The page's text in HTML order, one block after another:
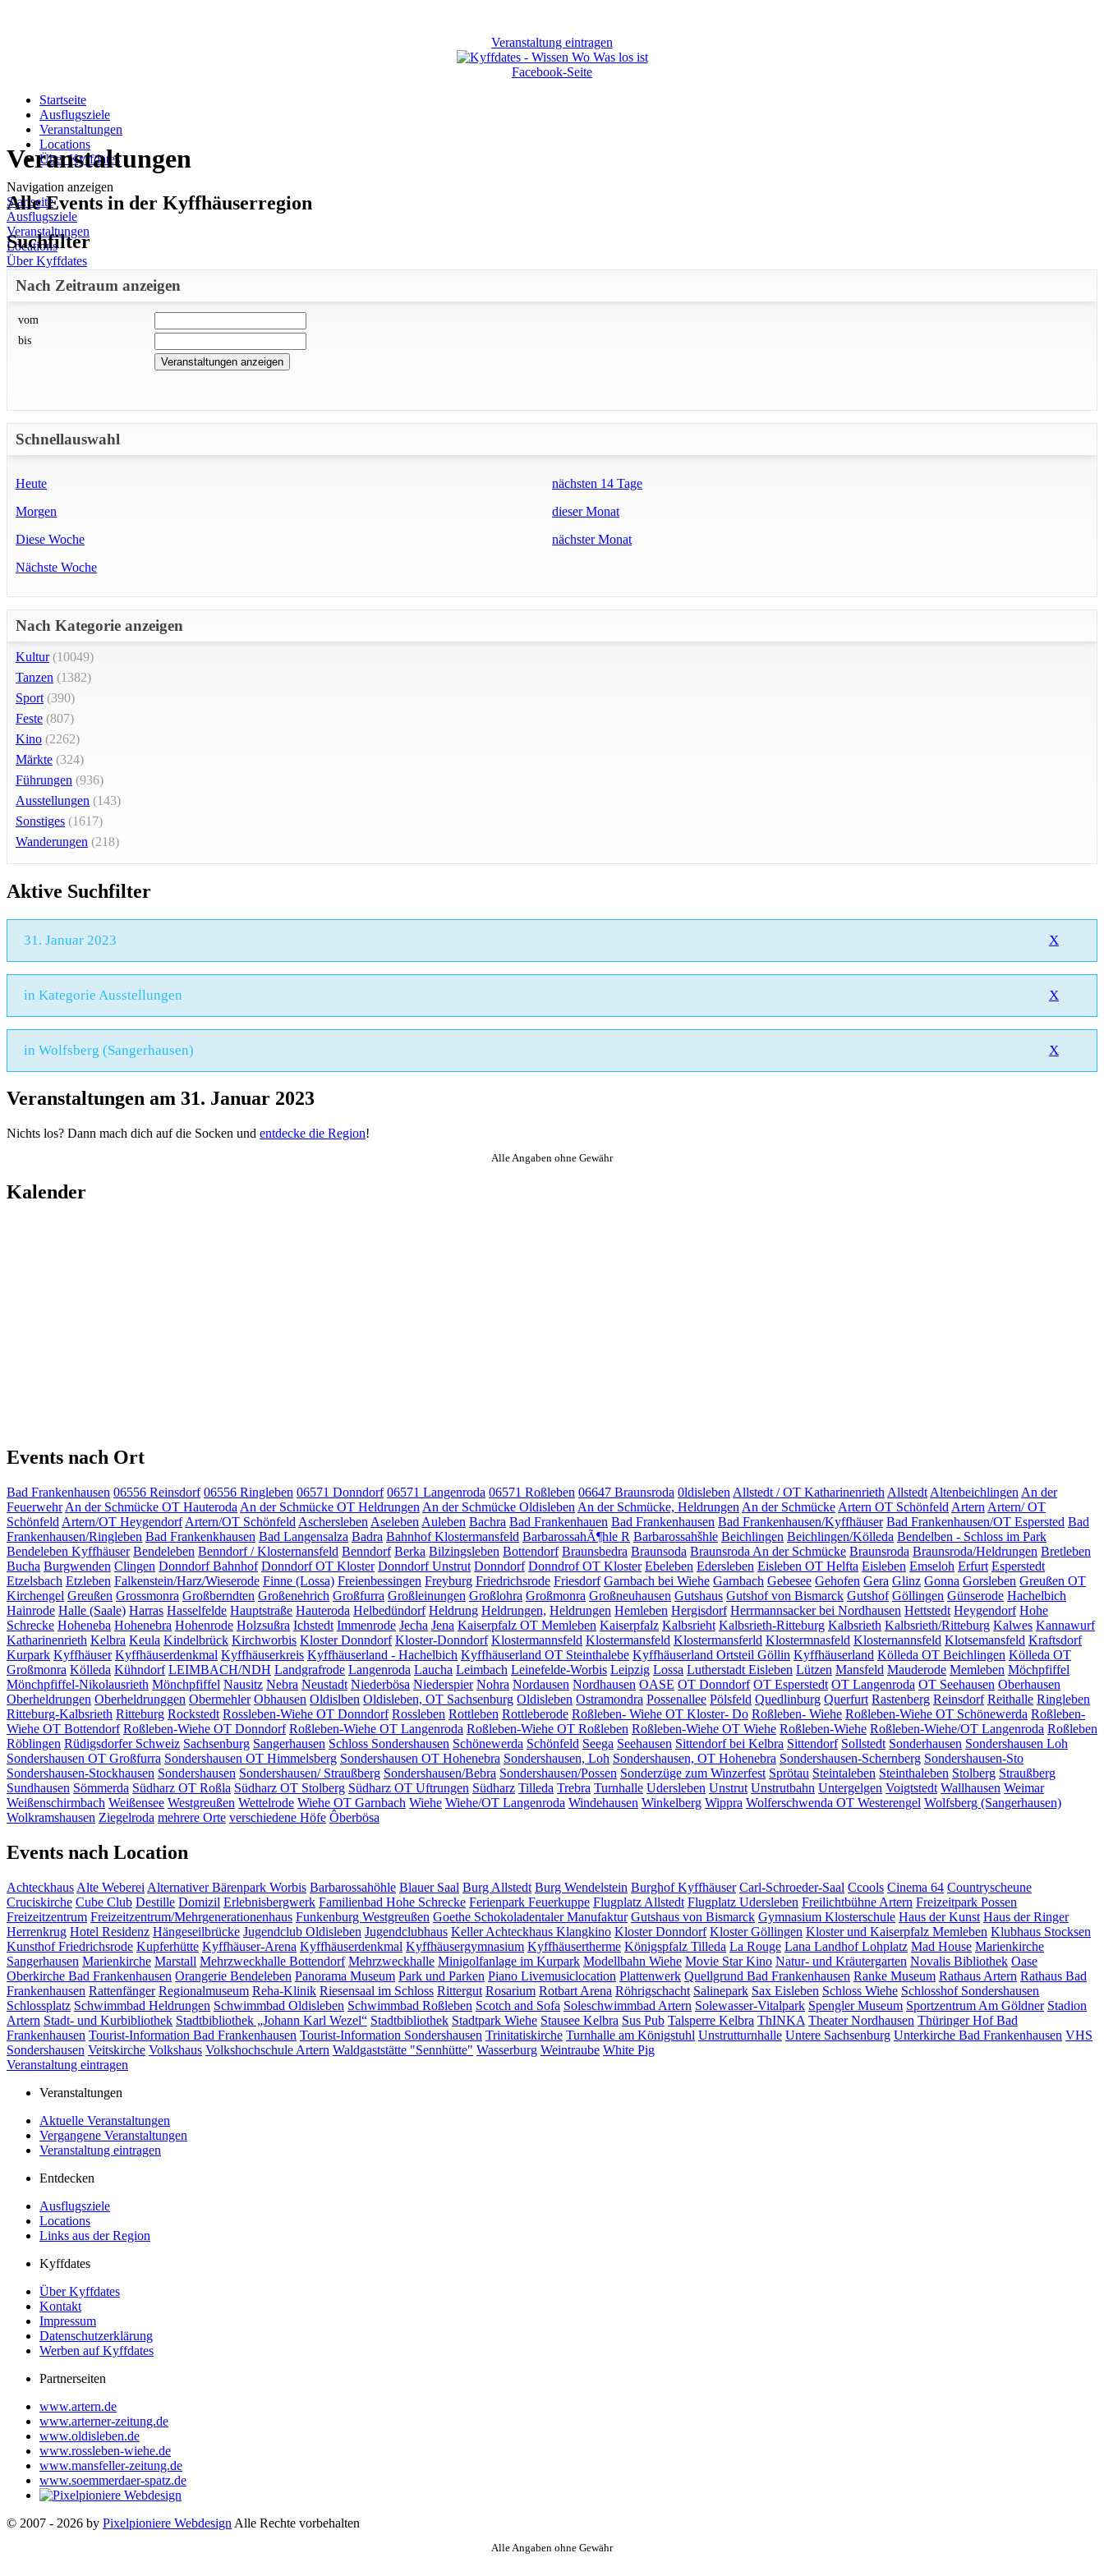
Veranstaltung eintragen
Facebook-Seite
Startseite
Ausflugsziele
Veranstaltungen
Locations
Über Kyffdates
Navigation anzeigen
Startseite
Ausflugsziele
Veranstaltungen
Locations
Über Kyffdates
Veranstaltungen
Alle Events in der Kyffhäuserregion
Suchfilter
Nach Zeitraum anzeigen
vom
bis
Schnellauswahl
Heute
Morgen
Diese Woche
Nächste Woche
nächsten 14 Tage
dieser Monat
nächster Monat
Nach Kategorie anzeigen
Kultur(10049)
Tanzen (1382)
Sport (390)
Feste (807)
Kino (2262)
Märkte (324)
Führungen (936)
Ausstellungen (143)
Sonstiges (1617)
Wanderungen (218)
Aktive Suchfilter
31. Januar 2023 X
in Kategorie Ausstellungen X
in Wolfsberg (Sangerhausen) X
Veranstaltungen am 31. Januar 2023
Nichts los? Dann mach dich auf die Socken und entdecke die Region!
Alle Angaben ohne Gewähr
Kalender
Events nach Ort
Bad Frankenhausen 06556 Reinsdorf 06556 Ringleben 06571 Donndorf 06571 Langenroda 06571 Roßleben 06647 Braunsroda 0ldisleben Allstedt / OT Katharinenrieth Allstedt Altenbeichlingen An der
Feuerwehr An der Schmücke OT Hauteroda An der Schmücke OT Heldrungen An der Schmücke Oldisleben An der Schmücke, Heldrungen An der Schmücke Artern OT Schönfeld Artern Artern/ OT
Schönfeld Artern/OT Heygendorf Artern/OT Schönfeld Aschersleben Aseleben Auleben Bachra Bad Frankenhauen Bad Frankenhausen Bad Frankenhausen/Kyffhäuser Bad Frankenhausen/OT Espersted Bad
Frankenhausen/Ringleben Bad Frankenkhausen Bad Langensalza Badra Bahnhof Klostermansfeld BarbarossahÃ¶hle R Barbarossahšhle Beichlingen Beichlingen/Kölleda Bendelben - Schloss im Park
Bendeleben Kyffhäuser Bendeleben Benndorf / Klosternansfeld Benndorf Berka Bilzingsleben Bottendorf Braunsbedra Braunsoda Braunsroda An der Schmücke Braunsroda Braunsroda/Heldrungen Bretleben
Bucha Burgwenden Clingen Donndorf Bahnhof Donndorf OT Kloster Donndorf Unstrut Donndorf Donndrof OT Kloster Ebeleben Edersleben Eisleben OT Helfta Eisleben Emseloh Erfurt Esperstedt
Etzelsbach Etzleben Falkenstein/Harz/Wieserode Finne (Lossa) Freienbessingen Freyburg Friedrichsrode Friesdorf Garnbach bei Wiehe Garnbach Gebesee Gehofen Gera Glinz Gonna Gorsleben Greußen OT
Kirchengel Greußen Grossmonra Großberndten Großenehrich Großfurra Großleinungen Großlohra Großmonra Großneuhausen Gutshaus Gutshof von Bismarck Gutshof Göllingen Günserode Hachelbich
Hainrode Halle (Saale) Harras Hasselfelde Hauptstraße Hauteroda Helbedündorf Heldrung Heldrungen, Heldrungen Hemleben Hergisdorf Herrmannsacker bei Nordhausen Hettstedt Heygendorf Hohe
Schrecke Hoheneba Hohenebra Hohenrode Holzsußra Ichstedt Immenrode Jecha Jena Kaiserpfalz OT Memleben Kaiserpfalz Kalbsrieht Kalbsrieth-Ritteburg Kalbsrieth Kalbsrieth/Ritteburg Kalwes Kannawurf
Katharinenrieth Kelbra Keula Kindelbrück Kirchworbis Kloster Donndorf Kloster-Donndorf Klostermannsfeld Klostermansfeld Klostermansferld Klostermnasfeld Klosternannsfeld Klotsemansfeld Kraftsdorf
Kurpark Kyffhäuser Kyffhäuserdenkmal Kyffhäuserkreis Kyffhäuserland - Hachelbich Kyffhäuserland OT Steinthalebe Kyffhäuserland Ortsteil Göllin Kyffhäuserland Kölleda OT Beichlingen Kölleda OT
Großmonra Kölleda Kühndorf LEIMBACH/NDH Landgrafrode Langenroda Laucha Leimbach Leinefelde-Worbis Leipzig Lossa Lutherstadt Eisleben Lützen Mansfeld Mauderode Memleben Möchpfiffel
Mönchpfiffel-Nikolausrieth Mönchpfiffel Nausitz Nebra Neustadt Niederbösa Niederspier Nohra Nordausen Nordhausen OASE OT Donndorf OT Esperstedt OT Langenroda OT Seehausen Oberhausen
Oberheldrungen Oberheldrunggen Obermehler Obhausen Oldislben Oldisleben, OT Sachsenburg Oldisleben Ostramondra Possenallee Pölsfeld Quedlinburg Querfurt Rastenberg Reinsdorf Reithalle Ringleben
Ritteburg-Kalbsrieth Ritteburg Rockstedt Rossleben-Wiehe OT Donndorf Rossleben Rottleben Rottleberode Roßleben- Wiehe OT Kloster- Do Roßleben- Wiehe Roßleben-Wiehe OT Schönewerda Roßleben-
Wiehe OT Bottendorf Roßleben-Wiehe OT Donndorf Roßleben-Wiehe OT Langenroda Roßleben-Wiehe OT Roßleben Roßleben-Wiehe OT Wiehe Roßleben-Wiehe Roßleben-Wiehe/OT Langenroda Roßleben
Röblingen Rüdigsdorfer Schweiz Sachsenburg Sangerhausen Schloss Sondershausen Schönewerda Schönfeld Seega Seehausen Sittendorf bei Kelbra Sittendorf Sollstedt Sonderhausen Sondershausen Loh
Sondershausen OT Großfurra Sondershausen OT Himmelsberg Sondershausen OT Hohenebra Sondershausen, Loh Sondershausen, OT Hohenebra Sondershausen-Schernberg Sondershausen-Sto
Sondershausen-Stockhausen Sondershausen Sondershausen/ Straußberg Sondershausen/Bebra Sondershausen/Possen Sonderzüge zum Winzerfest Sprötau Steintaleben Steinthaleben Stolberg Straußberg
Sundhausen Sömmerda Südharz OT Roßla Südharz OT Stolberg Südharz OT Uftrungen Südharz Tilleda Trebra Turnhalle Udersleben Unstrut Unstrutbahn Untergelgen Voigtstedt Wallhausen Weimar
Weißenschirmbach Weißensee Westgreußen Wettelrode Wiehe OT Garnbach Wiehe Wiehe/OT Langenroda Windehausen Winkelberg Wippra Wolferschwenda OT Westerengel Wolfsberg (Sangerhausen)
Wolkramshausen Ziegelroda mehrere Orte verschiedene Höfe Ôberbösa
Events nach Location
Achteckhaus Alte Weberei Alternativer Bärenpark Worbis Barbarossahöhle Blauer Saal Burg Allstedt Burg Wendelstein Burghof Kyffhäuser Carl-Schroeder-Saal Ccools Cinema 64 Countryscheune
Cruciskirche Cube Club Destille Domizil Erlebnisbergwerk Familienbad Hohe Schrecke Ferienpark Feuerkuppe Flugplatz Allstedt Flugplatz Udersleben Freilichtbühne Artern Freizeitpark Possen
Freizeitzentrum Freizeitzentrum/Mehrgenerationenhaus Funkenburg Westgreußen Goethe Schokoladentaler Manufaktur Gutshaus von Bismarck Gymnasium Klosterschule Haus der Kunst Haus der Ringer
Herrenkrug Hotel Residenz Hängeseilbrücke Jugendclub Oldisleben Jugendclubhaus Keller Achteckhaus Klangkino Kloster Donndorf Kloster Göllingen Kloster und Kaiserpfalz Memleben Klubhaus Stocksen
Kunsthof Friedrichsrode Kupferhütte Kyffhäuser-Arena Kyffhäuserdenkmal Kyffhäusergymnasium Kyffhäusertherme Königspfalz Tilleda La Rouge Lana LandhofLohplatz Mad House Marienkirche
Sangerhausen Marienkirche Marstall Mehrzweckhalle Bottendorf Mehrzweckhalle Minigolfanlage im Kurpark Modellbahn Wiehe Movie Star Kino Natur- und Kräutergarten Novalis Bibliothek Oase
Oberkirche Bad Frankenhausen Orangerie Bendeleben Panorama Museum Park und Parken Piano Livemusiclocation Plattenwerk Quellgrund Bad Frankenhausen Ranke Museum Rathaus Artern Rathaus Bad
Frankenhausen Rattenfänger Regionalmuseum Reha-Klinik Riesensaal im Schloss Rittergut Rosarium Rotbart Arena Röhrigschacht Salinepark Sax Eisleben Schloss Wiehe Schlosshof Sondershausen
Schlossplatz Schwimmbad Heldrungen Schwimmbad Oldisleben Schwimmbad Roßleben Scotch and Sofa Soleschwimmbad Artern Solewasser-Vitalpark Spengler Museum Sportzentrum Am Göldner Stadion
Artern Stadt- und Kurbibliothek Stadtbibliothek „Johann Karl Wezel“ Stadtbibliothek Stadtpark Wiehe Stausee Kelbra Sus Pub Talsperre Kelbra ThINKA Theater Nordhausen Thüringer Hof Bad
Frankenhausen Tourist-Information Bad Frankenhausen Tourist-Information Sondershausen Trinitatiskirche Turnhalle am Königstuhl Unstrutturnhalle Untere Sachsenburg Unterkirche Bad Frankenhausen VHS
Sondershausen Veitskirche Volkshaus Volkshochschule Artern Waldgaststätte "Sennhütte" Wasserburg Weintraube White Pig
Veranstaltung eintragen
Veranstaltungen
Aktuelle Veranstaltungen
Vergangene Veranstaltungen
Veranstaltung eintragen
Entdecken
Ausflugsziele
Locations
Links aus der Region
Kyffdates
Über Kyffdates
Kontakt
Impressum
Datenschutzerklärung
Werben auf Kyffdates
Partnerseiten
www.artern.de
www.arterner-zeitung.de
www.oldisleben.de
www.rossleben-wiehe.de
www.mansfeller-zeitung.de
www.soemmerdaer-spatz.de
© 2007 - 2026 by Pixelpioniere Webdesign Alle Rechte vorbehalten
Alle Angaben ohne Gewähr